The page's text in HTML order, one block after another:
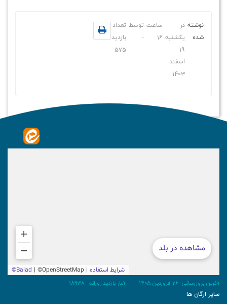
نوشته
شده
در
یکشنبه
19
اسفند
1403
ساعت
16
توسط
-
تعداد
بازدید
575
آخرین بروزرسانی: 26 فروردین 1405 آمار بازدید روزانه : 18938
سایر ارگان ها